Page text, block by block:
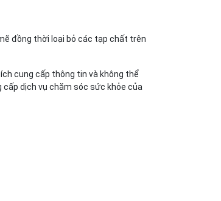
đồng thời loại bỏ các tạp chất trên
cung cấp thông tin và không thể
cấp dịch vụ chăm sóc sức khỏe của